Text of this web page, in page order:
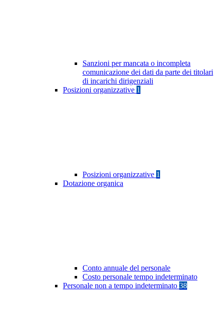
Sanzioni per mancata o incompleta
comunicazione dei dati da parte dei titolari
di incarichi dirigenziali
Posizioni organizzative 1
Posizioni organizzative 1
Dotazione organica
Conto annuale del personale
Costo personale tempo indeterminato
Personale non a tempo indeterminato 38